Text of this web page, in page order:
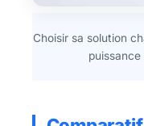
Choisir sa solution
puissance